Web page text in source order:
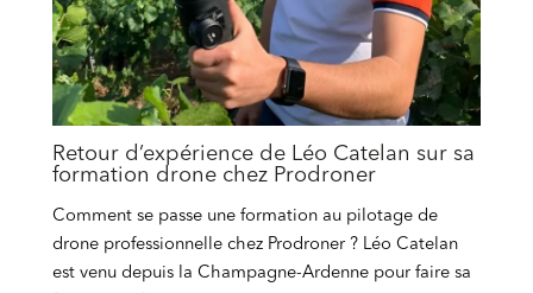
Retour d’expérience de Léo Catelan sur sa
formation drone chez Prodroner
Comment se passe une formation au pilotage de
drone professionnelle chez Prodroner ? Léo Catelan
est venu depuis la Champagne-Ardenne pour faire sa